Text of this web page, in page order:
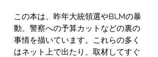
この本は、昨年大統領選やBLMの暴
動、警察への予算カットなどの裏の
事情を描いています。これらの多く
はネット上で出たり、取材してすぐ